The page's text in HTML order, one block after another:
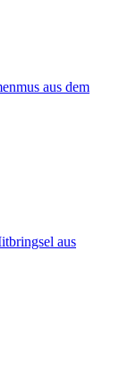
aus dem
aus